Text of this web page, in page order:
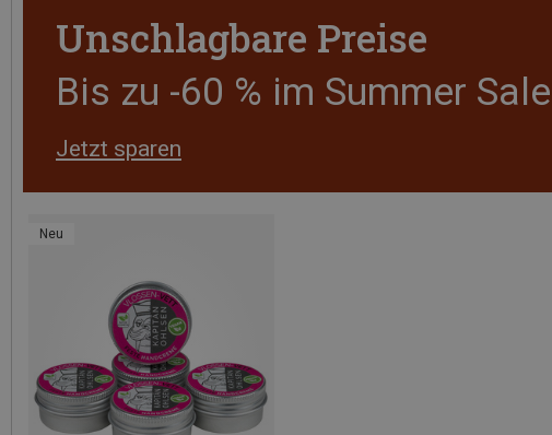
Unschlagbare Preise
Bis zu -60 % im Summer Sale
Jetzt sparen
Neu